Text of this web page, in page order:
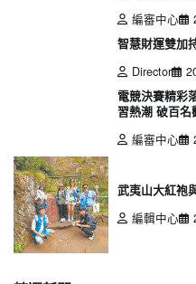
編審中心
智慧財運雙加
Director
電競決賽精彩
習熱潮 破百名
編審中心
武夷山大紅袍
編輯中心